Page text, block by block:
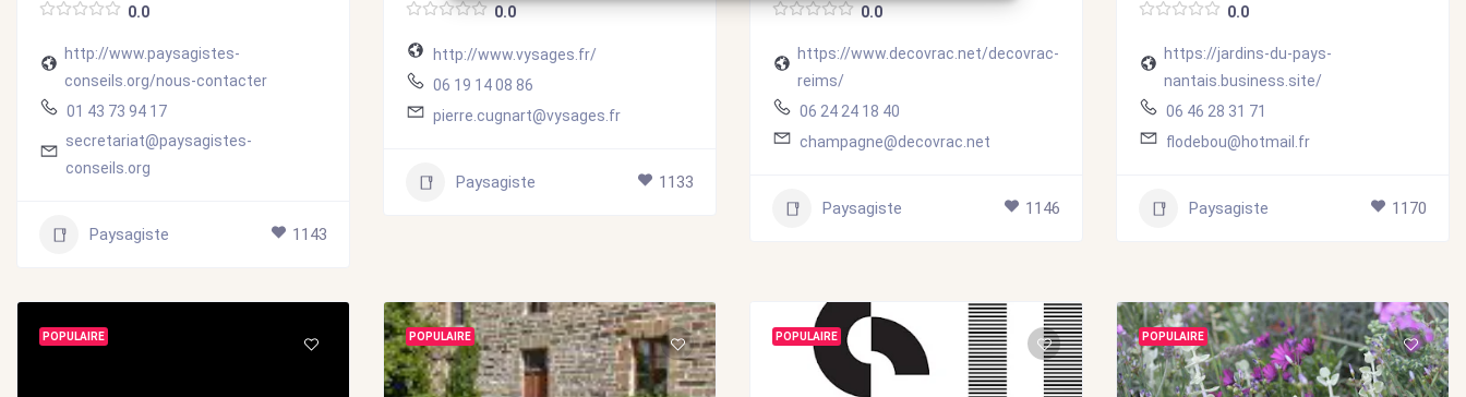
0.0
http://www.paysagistes-
conseils.org/nous-contacter
01 43 73 94 17
secretariat@paysagistes-
conseils.org
Paysagiste 1143
0.0
http://www.vysages.fr/
06 19 14 08 86
pierre.cugnart@vysages.fr
Paysagiste 1133
0.0
https://www.decovrac.net/decovrac-
reims/
06 24 24 18 40
champagne@decovrac.net
Paysagiste 1146
0.0
https://jardins-du-pays-
nantais.business.site/
06 46 28 31 71
flodebou@hotmail.fr
Paysagiste 1170
POPULAIRE POPULAIRE POPULAIRE POPULAIRE